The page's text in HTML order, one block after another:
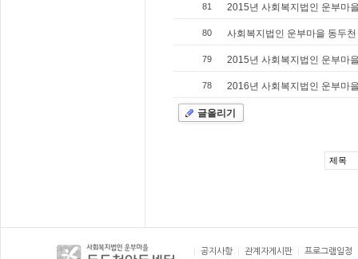
81 2015년 사회복지법인 운부마
80 사회복지법인 운부마을 동두
79 2015년 사회복지법인 운부마
78 2016년 사회복지법인 운부마
글올리기
공지사항 관계자게시판 프로그램일정